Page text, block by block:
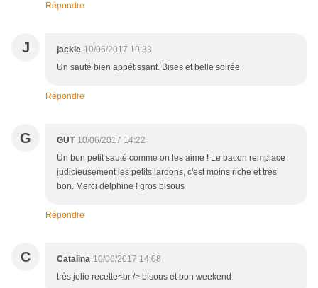
Répondre
J jackie 10/06/2017 19:33
Un sauté bien appétissant. Bises et belle soirée
Répondre
G GUT 10/06/2017 14:22
Un bon petit sauté comme on les aime ! Le bacon remplace
judicieusement les petits lardons, c'est moins riche et très
bon. Merci delphine ! gros bisous
Répondre
C Catalina 10/06/2017 14:08
très jolie recette<br /> bisous et bon weekend